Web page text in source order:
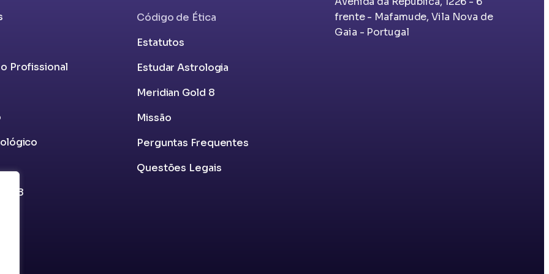
Profissional
8
​Código de Ética
Estatutos
​Estudar Astrologia
Meridian Gold 8
Missão
​Perguntas Frequentes
Questões Legais
frente - Mafamude, Vila Nova de
Gaia - Portugal